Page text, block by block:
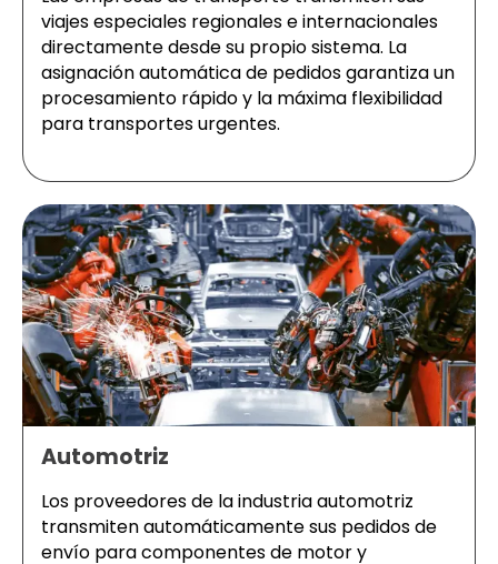
viajes especiales regionales e internacionales
directamente desde su propio sistema. La
asignación automática de pedidos garantiza un
procesamiento rápido y la máxima flexibilidad
para transportes urgentes.
Automotriz
Los proveedores de la industria automotriz
transmiten automáticamente sus pedidos de
envío para componentes de motor y